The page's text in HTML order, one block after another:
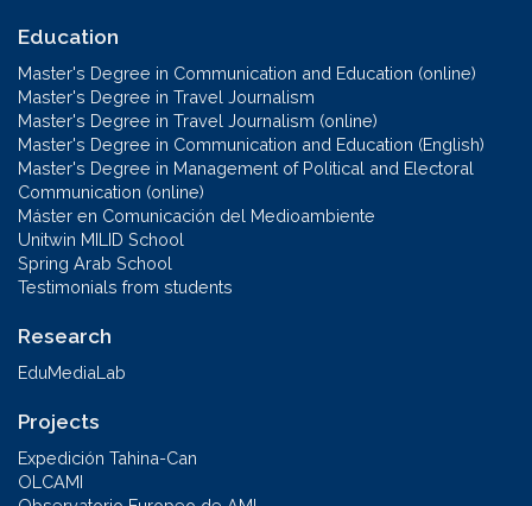
Education
Master's Degree in Communication and Education (online)
Master's Degree in Travel Journalism
Master's Degree in Travel Journalism (online)
Master's Degree in Communication and Education (English)
Master's Degree in Management of Political and Electoral
Communication (online)
Máster en Comunicación del Medioambiente
Unitwin MILID School
Spring Arab School
Testimonials from students
Research
EduMediaLab
Projects
Expedición Tahina-Can
OLCAMI